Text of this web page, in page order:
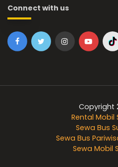
Connect with us
Copyright
Rental Mobil
Sewa Bus
Sewa Bus
Sewa Mobil